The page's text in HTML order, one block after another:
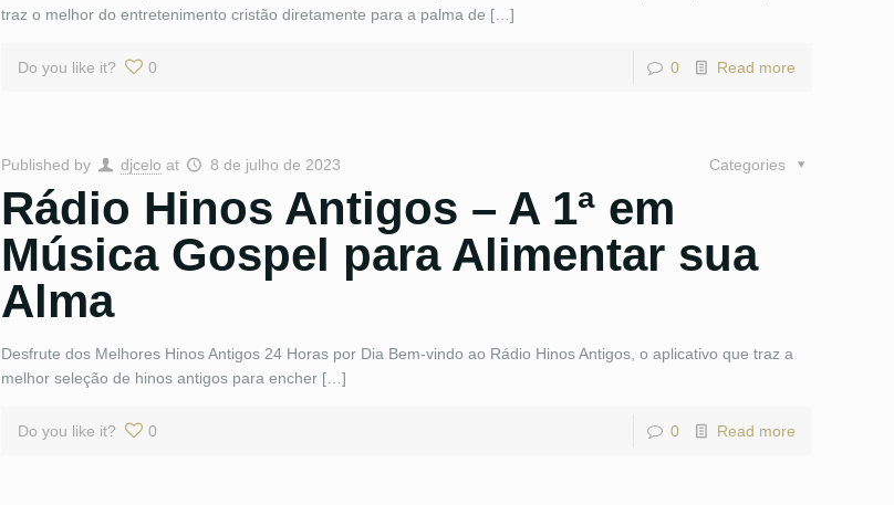
traz o melhor do entretenimento cristão diretamente para a palma de […]
Do you like it? 0 0 Read more
Published by djcelo at 8 de julho de 2023 Categories
Rádio Hinos Antigos – A 1ª em
Música Gospel para Alimentar sua
Alma
Desfrute dos Melhores Hinos Antigos 24 Horas por Dia Bem-vindo ao Rádio Hinos Antigos, o aplicativo que traz a
melhor seleção de hinos antigos para encher […]
Do you like it? 0 0 Read more